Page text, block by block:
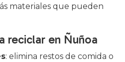
materiales que pueden
reciclar en Ñuñoa
: elimina restos de comida o